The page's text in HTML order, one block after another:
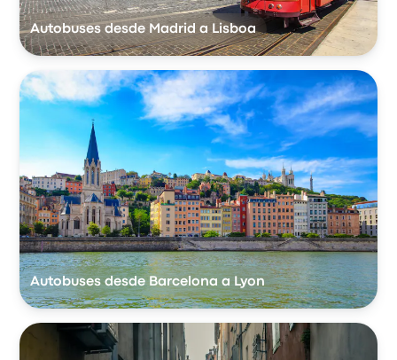
Autobuses desde Madrid a Lisboa
Autobuses desde Barcelona a Lyon